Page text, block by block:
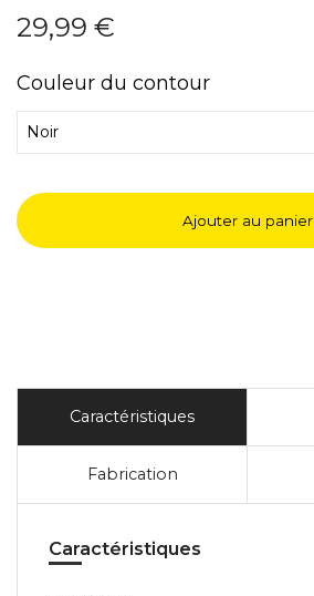
29,99 €
Couleur du contour
Ajouter au panier
Caractéristiques
Fabrication
Caractéristiques